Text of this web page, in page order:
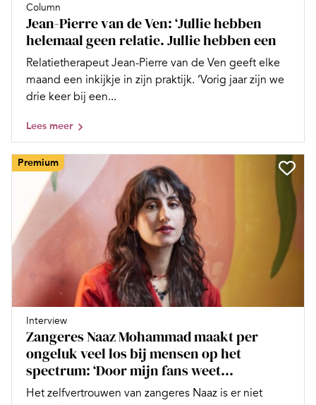
Column
Jean-Pierre van de Ven: ‘Jullie hebben
helemaal geen relatie. Jullie hebben een
Relatietherapeut Jean-Pierre van de Ven geeft elke
maand een inkijkje in zijn praktijk. ‘Vorig jaar zijn we
drie keer bij een...
Lees meer
Premium
Interview
Zangeres Naaz Mohammad maakt per
ongeluk veel los bij mensen op het
spectrum: ‘Door mijn fans weet...
Het zelfvertrouwen van zangeres Naaz is er niet